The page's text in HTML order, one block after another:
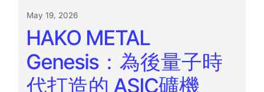
May 19, 2026
HAKO METAL
Genesis：為後量子時
代打造的 ASIC礦機